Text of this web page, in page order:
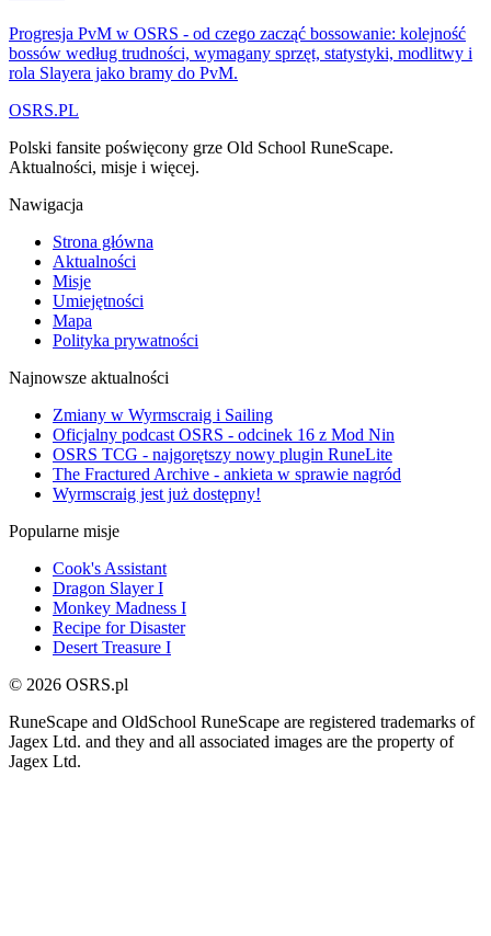
Progresja PvM w OSRS - od czego zacząć bossowanie: kolejność
bossów według trudności, wymagany sprzęt, statystyki, modlitwy i
rola Slayera jako bramy do PvM.
OSRS.PL
Polski fansite poświęcony grze Old School RuneScape.
Aktualności, misje i więcej.
Nawigacja
Strona główna
Aktualności
Misje
Umiejętności
Mapa
Polityka prywatności
Najnowsze aktualności
Zmiany w Wyrmscraig i Sailing
Oficjalny podcast OSRS - odcinek 16 z Mod Nin
OSRS TCG - najgorętszy nowy plugin RuneLite
The Fractured Archive - ankieta w sprawie nagród
Wyrmscraig jest już dostępny!
Popularne misje
Cook's Assistant
Dragon Slayer I
Monkey Madness I
Recipe for Disaster
Desert Treasure I
© 2026 OSRS.pl
RuneScape and OldSchool RuneScape are registered trademarks of
Jagex Ltd. and they and all associated images are the property of
Jagex Ltd.